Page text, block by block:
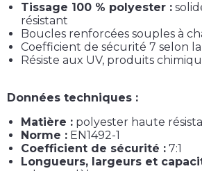
Tissage 100 % polyester :
résistant
Boucles renforcées souples à
Coefficient de sécurité 7 selon la
Résiste aux UV, produits
Données techniques :
Matière : polyester haute
Norme : EN1492-1
Coefficient de sécurité : 7:1
Longueurs, largeurs et